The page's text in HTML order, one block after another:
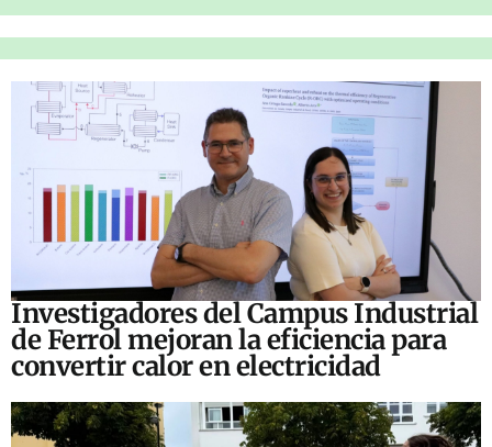
Investigadores del Campus Industrial
de Ferrol mejoran la eficiencia para
convertir calor en electricidad